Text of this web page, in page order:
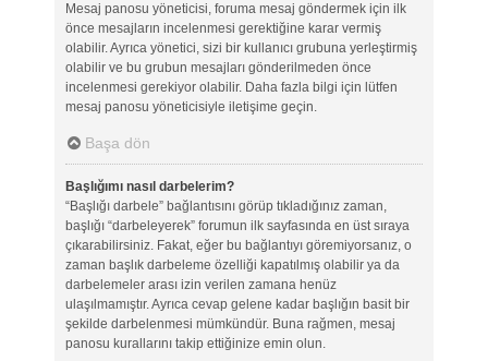
Mesaj panosu yöneticisi, foruma mesaj göndermek için ilk
önce mesajların incelenmesi gerektiğine karar vermiş
olabilir. Ayrıca yönetici, sizi bir kullanıcı grubuna yerleştirmiş
olabilir ve bu grubun mesajları gönderilmeden önce
incelenmesi gerekiyor olabilir. Daha fazla bilgi için lütfen
mesaj panosu yöneticisiyle iletişime geçin.
Başa dön
Başlığımı nasıl darbelerim?
“Başlığı darbele” bağlantısını görüp tıkladığınız zaman,
başlığı “darbeleyerek” forumun ilk sayfasında en üst sıraya
çıkarabilirsiniz. Fakat, eğer bu bağlantıyı göremiyorsanız, o
zaman başlık darbeleme özelliği kapatılmış olabilir ya da
darbelemeler arası izin verilen zamana henüz
ulaşılmamıştır. Ayrıca cevap gelene kadar başlığın basit bir
şekilde darbelenmesi mümkündür. Buna rağmen, mesaj
panosu kurallarını takip ettiğinize emin olun.